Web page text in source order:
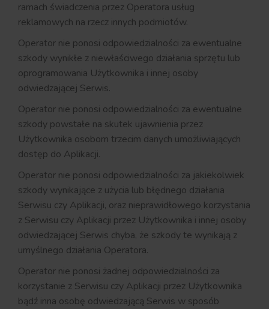
ramach świadczenia przez Operatora usług
reklamowych na rzecz innych podmiotów.
Operator nie ponosi odpowiedzialności za ewentualne
szkody wynikłe z niewłaściwego działania sprzętu lub
oprogramowania Użytkownika i innej osoby
odwiedzającej Serwis.
Operator nie ponosi odpowiedzialności za ewentualne
szkody powstałe na skutek ujawnienia przez
Użytkownika osobom trzecim danych umożliwiających
dostęp do Aplikacji.
Operator nie ponosi odpowiedzialności za jakiekolwiek
szkody wynikające z użycia lub błędnego działania
Serwisu czy Aplikacji, oraz nieprawidłowego korzystania
z Serwisu czy Aplikacji przez Użytkownika i innej osoby
odwiedzającej Serwis chyba, że szkody te wynikają z
umyślnego działania Operatora.
Operator nie ponosi żadnej odpowiedzialności za
korzystanie z Serwisu czy Aplikacji przez Użytkownika
bądź inna osobę odwiedzającą Serwis w sposób